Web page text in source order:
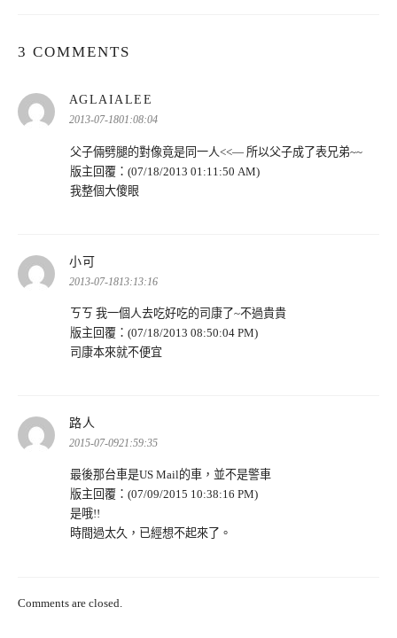
3 COMMENTS
AGLAIALEE
示:
2013-07-1801:08:04
父子倆劈腿的對像竟是同一人<<— 所以父子成了表兄弟~~
版主回覆：(07/18/2013 01:11:50 AM)
我整個大傻眼
小可
示:
2013-07-1813:13:16
ㄎㄎ 我一個人去吃好吃的司康了~不過貴貴
版主回覆：(07/18/2013 08:50:04 PM)
司康本來就不便宜
路人
示:
2015-07-0921:59:35
最後那台車是US Mail的車，並不是警車
版主回覆：(07/09/2015 10:38:16 PM)
是哦!!
時間過太久，已經想不起來了。
Comments are closed.